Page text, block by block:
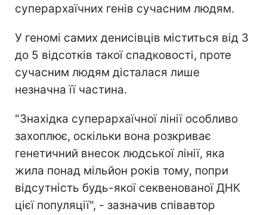
суперархаїчних генів сучасним людям.
У геномі самих денисівців міститься від 3
до 5 відсотків такої спадковості, проте
сучасним людям дісталася лише
незначна її частина.
"Знахідка суперархаїчної лінії особливо
захоплює, оскільки вона розкриває
генетичний внесок людської лінії, яка
жила понад мільйон років тому, попри
відсутність будь-якої секвенованої ДНК
цієї популяції", - зазначив співавтор